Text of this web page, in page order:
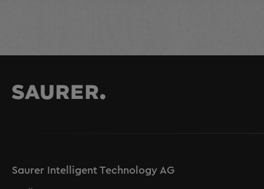
Saurer Intelligent Technology AG